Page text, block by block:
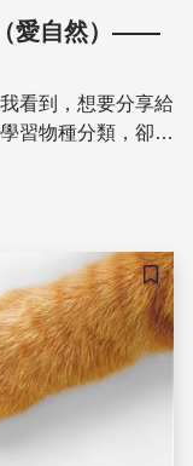
愛自然）——
看到，想要分享給
習物種分類，卻不
量記錄生態多樣
儲存